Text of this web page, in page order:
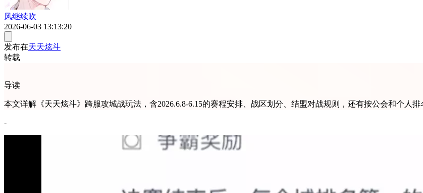
风继续吹
2026-06-03 13:13:20
发布在天天炫斗
转载
导读
本文详解《天天炫斗》跨服攻城战玩法，含2026.6.8-6.15的赛程安排、战区划分、结盟对战规则，还有按公会和个人
-